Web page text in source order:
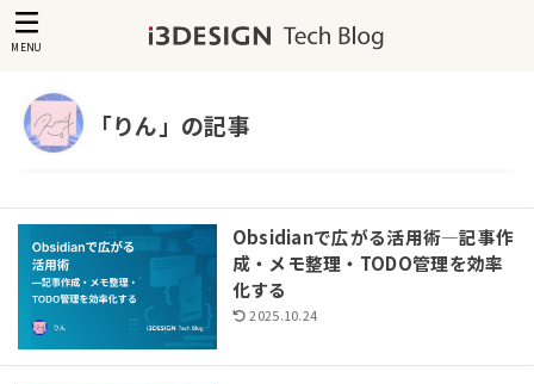
MENU
「りん」の記事
Obsidianで広がる活用術―記事作
成・メモ整理・TODO管理を効率
化する
2025.10.24